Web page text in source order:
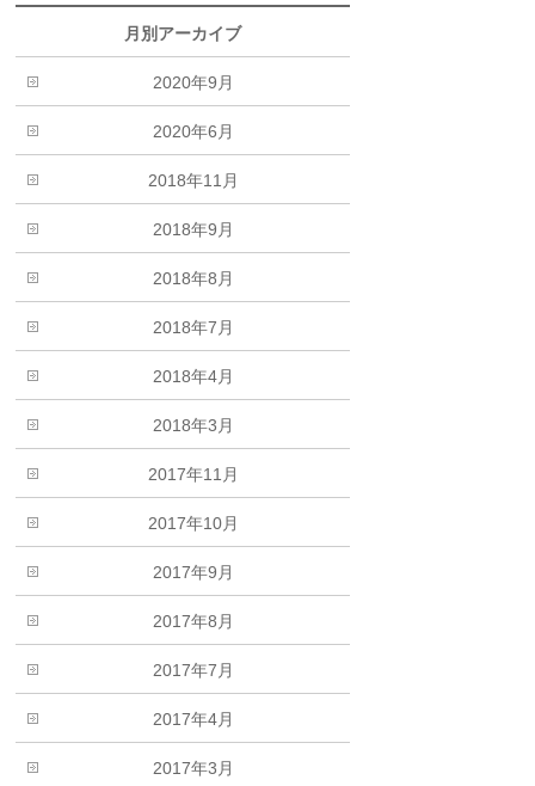
月別アーカイブ
2020年9月
2020年6月
2018年11月
2018年9月
2018年8月
2018年7月
2018年4月
2018年3月
2017年11月
2017年10月
2017年9月
2017年8月
2017年7月
2017年4月
2017年3月